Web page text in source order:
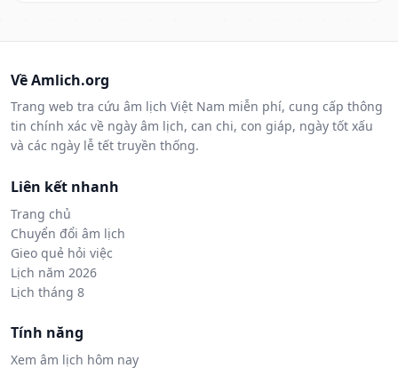
Về Amlich.org
Trang web tra cứu âm lịch Việt Nam miễn phí, cung cấp thông
tin chính xác về ngày âm lịch, can chi, con giáp, ngày tốt xấu
và các ngày lễ tết truyền thống.
Liên kết nhanh
Trang chủ
Chuyển đổi âm lịch
Gieo quẻ hỏi việc
Lịch năm 2026
Lịch tháng 8
Tính năng
Xem âm lịch hôm nay